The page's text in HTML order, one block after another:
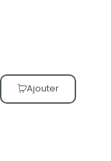
Ajouter